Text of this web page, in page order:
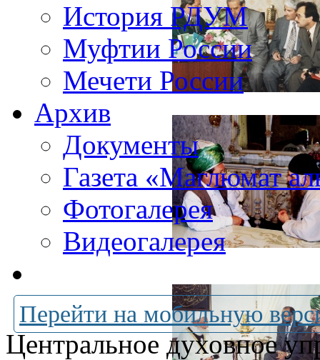
История РДУМ
Муфтии России
Мечети России
Архив
Документы
Газета «Маглюмат
Фотогалерея
Видеогалерея
Перейти на мобильную
Центральное духовное